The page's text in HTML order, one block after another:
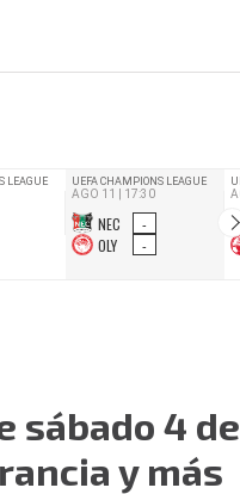
sábado 4 de
y más